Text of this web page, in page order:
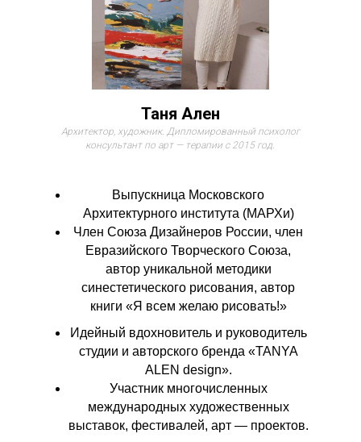
Таня Ален
Архитектор, художник. Дипломированный психолог
консультант по арт — терапии с 2015 год.
Выпускница Московского
Архитектурного института (МАРХи)
Член Союза Дизайнеров России, член
Евразийского Творческого Союза,
автор уникальной методики
синестетического рисования, автор
книги «Я всем желаю рисовать!»
Идейный вдохновитель и руководитель
студии и авторского бренда «TANYA
ALEN design».
Участник многочисленных
международных художественных
выставок, фестивалей, арт — проектов.